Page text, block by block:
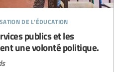
de l’éducation
publics et les
une volonté politique.